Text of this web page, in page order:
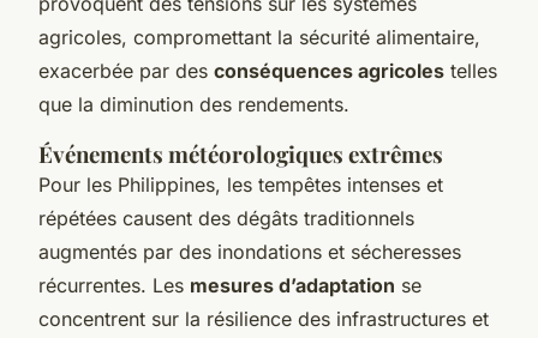
agricoles, compromettant la sécurité alimentaire,
exacerbée par des conséquences agricoles telles
que la diminution des rendements.
Événements météorologiques extrêmes
Pour les Philippines, les tempêtes intenses et
répétées causent des dégâts traditionnels
augmentés par des inondations et sécheresses
récurrentes. Les mesures d’adaptation se
concentrent sur la résilience des infrastructures et